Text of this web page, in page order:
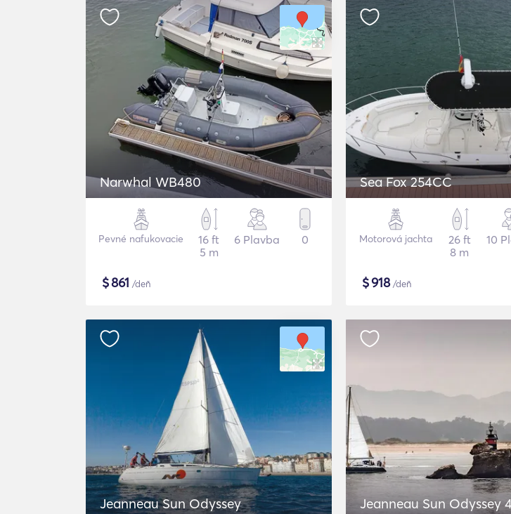
Narwhal WB480
Pevné nafukovacie
16 ft
5 m
6 Plavba 0
$861 /deň
Sea Fox 254CC
Motorová jachta
26 ft
8 m
10
$918/deň
Jeanneau Sun Odyssey Jeanneau Sun Odyssey